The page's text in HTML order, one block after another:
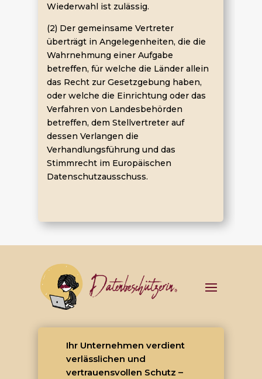
Wiederwahl ist zulässig.
(2) Der gemeinsame Vertreter
überträgt in Angelegenheiten, die die
Wahrnehmung einer Aufgabe
betreffen, für welche die Länder allein
das Recht zur Gesetzgebung haben,
oder welche die Einrichtung oder das
Verfahren von Landesbehörden
betreffen, dem Stellvertreter auf
dessen Verlangen die
Verhandlungsführung und das
Stimmrecht im Europäischen
Datenschutzausschuss.
Ihr Unternehmen verdient
verlässlichen und
vertrauensvollen Schutz –